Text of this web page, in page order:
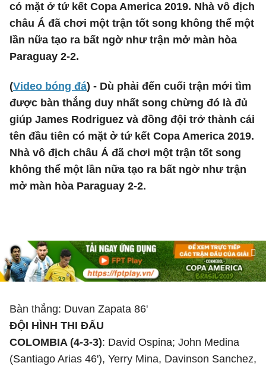
có mặt ở tứ kết Copa America 2019. Nhà vô địch
châu Á đã chơi một trận tốt song không thể một
lần nữa tạo ra bất ngờ như trận mở màn hòa
Paraguay 2-2.
(Video bóng đá) - Dù phải đến cuối trận mới tìm
được bàn thắng duy nhất song chừng đó là đủ
giúp James Rodriguez và đồng đội trở thành cái
tên đầu tiên có mặt ở tứ kết Copa America 2019.
Nhà vô địch châu Á đã chơi một trận tốt song
không thể một lần nữa tạo ra bất ngờ như trận
mở màn hòa Paraguay 2-2.
Bàn thắng: Duvan Zapata 86'
ĐỘI HÌNH THI ĐẤU
COLOMBIA (4-3-3): David Ospina; John Medina
(Santiago Arias 46'), Yerry Mina, Davinson Sanchez,